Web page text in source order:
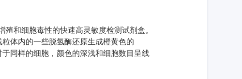
殖和细胞毒性的快速高灵敏度检测试剂盒。
体内的一些脱氢酶还原生成橙黄色的
同样的细胞，颜色的深浅和细胞数目呈线